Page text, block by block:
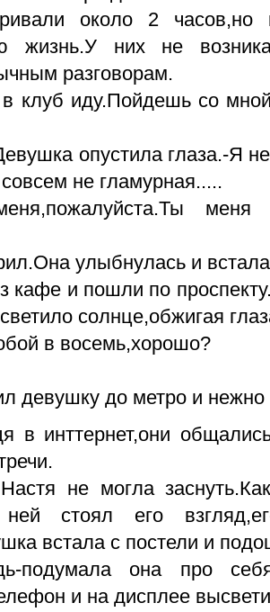
около 2 часов,но
жизнь.У них не
разговорам.
клуб иду.Пойдешь со
опустила глаза.-Я
не гламурная.....
меня
улыбнулась и
и пошли по
солнце,обжигая
в восемь,хорошо?
девушку до метро и нежно
в инттернет,они
не могла
ней стоял его
встала с постели и
подумала она про
и на дисплее